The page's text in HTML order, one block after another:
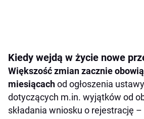
Kiedy wejdą w życie nowe
Większość zmian zacznie
miesiącachod ogłoszenia
dotyczących m.in. wyjątków od
składania wniosku o rejestrację